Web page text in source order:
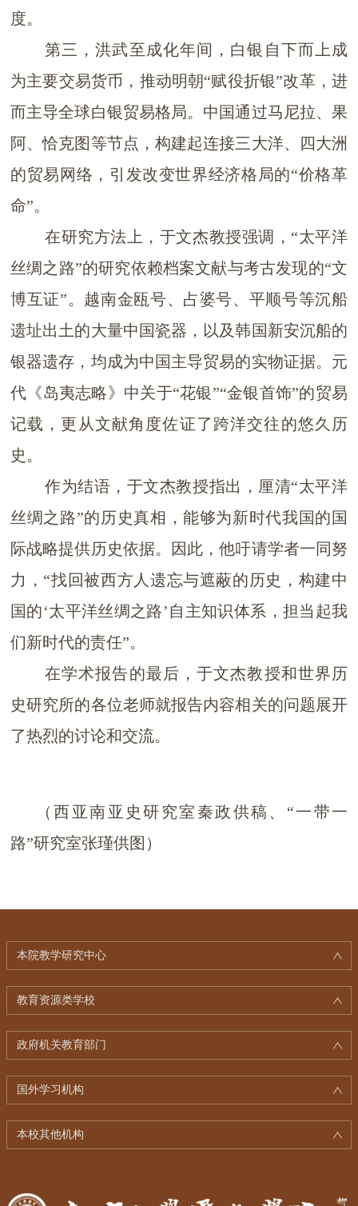
度。
第三，洪武至成化年间，白银自下而上成
为主要交易货币，推动明朝“赋役折银”改革，进
而主导全球白银贸易格局。中国通过马尼拉、果
阿、恰克图等节点，构建起连接三大洋、四大洲
的贸易网络，引发改变世界经济格局的“价格革
命”。
在研究方法上，于文杰教授强调， “太平洋
丝绸之路”的研究依赖档案文献与考古发现的“文
博互证”。越南金瓯号、占婆号、平顺号等沉船
遗址出土的大量中国瓷器，以及韩国新安沉船的
银器遗存，均成为中国主导贸易的实物证据。元
代《岛夷志略》中关于“花银”“金银首饰”的贸易
记载，更从文献角度佐证了跨洋交往的悠久历
史。
作为结语，于文杰教授指出，厘清“太平洋
丝绸之路”的历史真相，能够为新时代我国的国
际战略提供历史依据。
因此，他吁请学者一同努
力， “找回被西方人 遗忘与遮蔽的历史，构建中
国的‘太平洋丝绸之路’自 主知识体系，担当起我
们新时代的责任”。
在学术报告的最后，于文杰教授和世界历
史研究所的各位老师就报告内容相关的问题展开
了热烈的讨论和交流。
（西亚南亚史研究室秦政供稿 、 “一带一
路”研究室张瑾供图 ）
本院教学研究中心
教育资源类学校
政府机关教育部门
国外学习机构
本校其他机构